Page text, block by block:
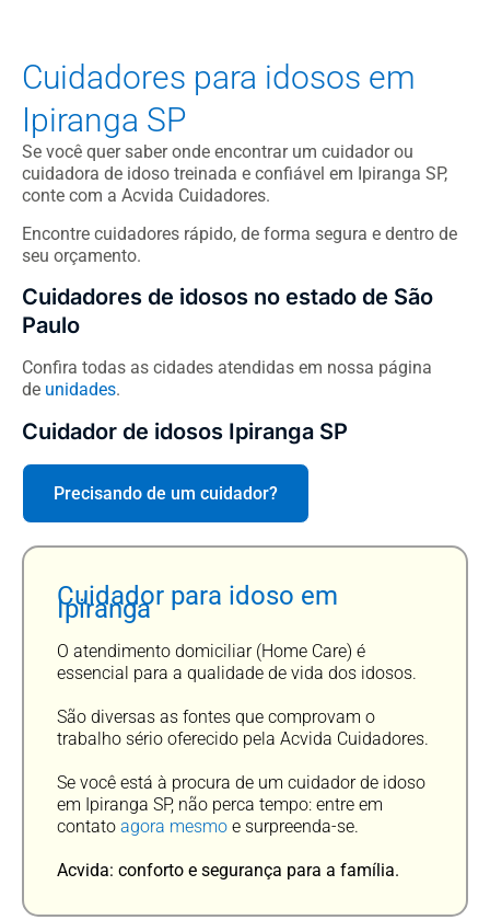
Cuidadores para idosos em
Ipiranga SP
Se você quer saber onde encontrar um cuidador ou
cuidadora de idoso treinada e confiável em Ipiranga SP,
conte com a Acvida Cuidadores.
Encontre cuidadores rápido, de forma segura e dentro de
seu orçamento.
Cuidadores de idosos no estado de São
Paulo
Confira todas as cidades atendidas em nossa página
de unidades.
Cuidador de idosos Ipiranga SP
Precisando de um cuidador?
Cuidador para idoso em
Ipiranga
O atendimento domiciliar (Home Care) é
essencial para a qualidade de vida dos idosos.
São diversas as fontes que comprovam o
trabalho sério oferecido pela Acvida Cuidadores.
Se você está à procura de um cuidador de idoso
em Ipiranga SP, não perca tempo: entre em
contato agora mesmo e surpreenda-se.
Acvida: conforto e segurança para a família.